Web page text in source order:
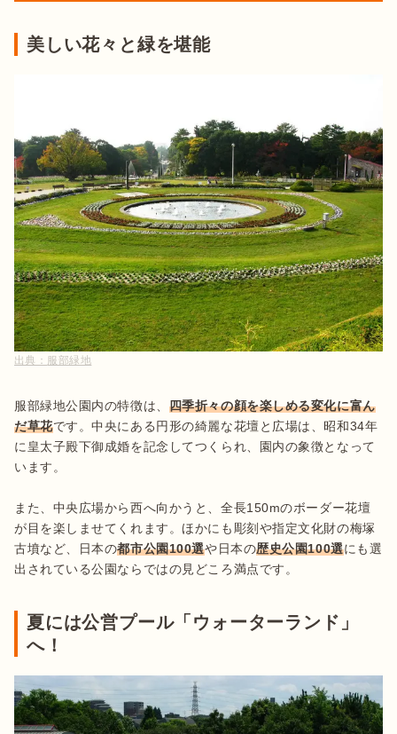
美しい花々と緑を堪能
出典： 服部緑地
服部緑地公園内の特徴は、 四季折々の顔を楽しめる変化に富ん
だ草花です。中央にある円形の綺麗な花壇と広場は、昭和34年
に皇太子殿下御成婚を記念してつくられ、園内の象徴となって
います。
また、中央広場から西へ向かうと、全長150mのボーダー花壇
が目を楽しませてくれます。ほかにも彫刻や指定文化財の梅塚
古墳など、日本の都市公園100選や日本の歴史公園100選にも選
出されている公園ならではの見どころ満点です。
夏には公営プール「ウォーターランド」
へ！